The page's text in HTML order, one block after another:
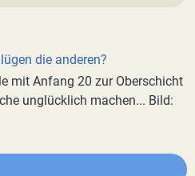
die anderen?
mit Anfang 20 zur Oberschicht
unglücklich machen... Bild: